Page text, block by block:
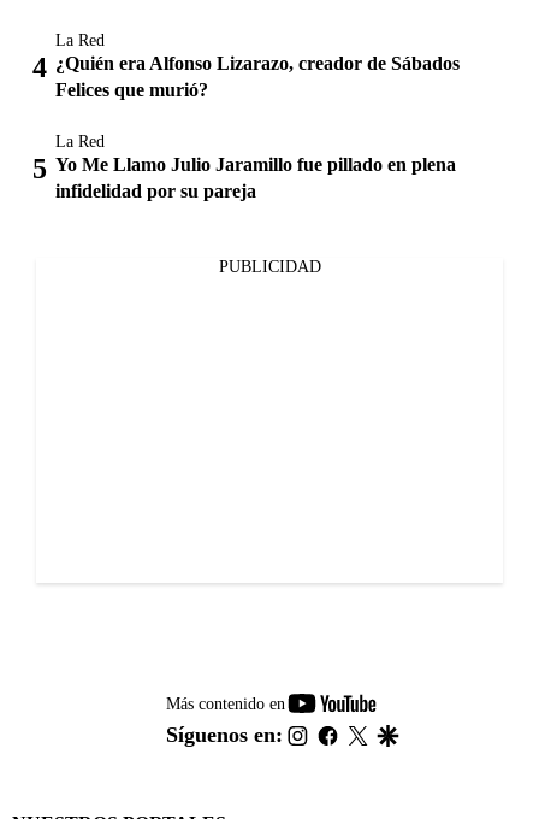
La Red
¿Quién era Alfonso Lizarazo, creador de Sábados
Felices que murió?
La Red
Yo Me Llamo Julio Jaramillo fue pillado en plena
infidelidad por su pareja
PUBLICIDAD
Más contenido en
youtube-
footer
Síguenos en: instagram
facebook
twitter